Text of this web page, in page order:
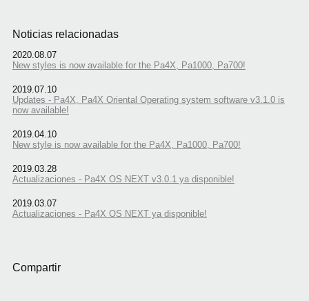
Noticias relacionadas
2020.08.07
New styles is now available for the Pa4X, Pa1000, Pa700!
2019.07.10
Updates - Pa4X, Pa4X Oriental Operating system software v3.1.0 is
now available!
2019.04.10
New style is now available for the Pa4X, Pa1000, Pa700!
2019.03.28
Actualizaciones - Pa4X OS NEXT v3.0.1 ya disponible!
2019.03.07
Actualizaciones - Pa4X OS NEXT ya disponible!
Compartir